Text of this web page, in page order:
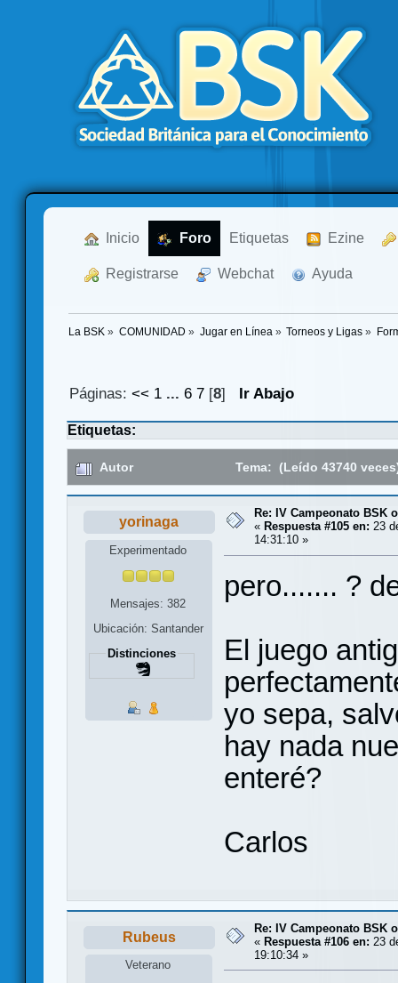
Inicio Foro Etiquetas Ezine
Registrarse Webchat Ayuda
La BSK » COMUNIDAD » Jugar en Línea » Torneos y Ligas »
Páginas:<< 1 ...6 7 [8] Ir Abajo
Etiquetas:
Autor Tema: (Leído 43740
yorinaga
Experimentado
Mensajes: 382
Ubicación: Santander
Distinciones
Re: IV Campeonato BSK
« Respuesta #105 en: 23
14:31:10 »
pero....... ?
El juego
yo sepa,
hay nada
enteré?
Carlos
Rubeus
Veterano
Re: IV Campeonato BSK
« Respuesta #106 en: 23
19:10:34 »